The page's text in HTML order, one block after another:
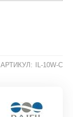
АРТИКУЛ: IL-10W-C